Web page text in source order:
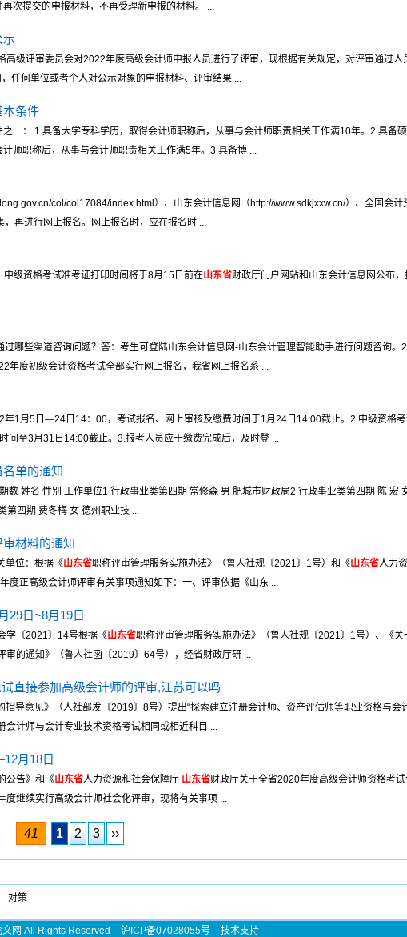
次提交的申报材料，不再受理新申报的材料。 ...
示
高级评审委员会对2022年度高级会计师申报人员进行了评审，现根据有关规定，对评审通过人
任何单位或者个人对公示对象的申报材料、评审结果 ...
本条件
一： 1.具备大学专科学历，取得会计师职称后，从事与会计师职责相关工作满10年。2.具备
师职称后，从事与会计师职责相关工作满5年。3.具备博 ...
col/col17084/index.html）、山东会计信息网（http://www.sdkjxxw.cn/）、全国会计
再进行网上报名。网上报名时，应在报名时 ...
级资格考试准考证打印时间将于8月15日前在山东省财政厅门户网站和山东会计信息网公布，
哪些渠道咨询问题？答：考生可登陆山东会计信息网-山东会计管理智能助手进行问题咨询。2
年度初级会计资格考试全部实行网上报名，我省网上报名系 ...
1月5日—24日14：00，考试报名、网上审核及缴费时间于1月24日14:00截止。2.中级资格
至3月31日14:00截止。3.报考人员应于缴费完成后，及时登 ...
单的通知
姓名 性别 工作单位1 行政事业类第四期 常修森 男 肥城市财政局2 行政事业类第四期 陈 宏
第四期 费冬梅 女 德州职业技 ...
材料的通知
单位：根据《山东省职称评审管理服务实施办法》（鲁人社规〔2021〕1号）和《山东省人力
正高级会计师评审有关事项通知如下：一、评审依据《山东 ...
29日~8月19日
学〔2021〕14号根据《山东省职称评审管理服务实施办法》（鲁人社规〔2021〕1号）、《关
的通知》（鲁人社函〔2019〕64号），经省财政厅研 ...
直接参加高级会计师的评审,江苏可以吗
导意见》（人社部发〔2019〕8号）提出“探索建立注册会计师、资产评估师等职业资格与会
计师与会计专业技术资格考试相同或相近科目 ...
月18日
公告》和《山东省人力资源和社会保障厅 山东省财政厅关于全省2020年度高级会计师资格考
继续实行高级会计师社会化评审，现将有关事项 ...
41 1 2 3 ››
对策
网 All Rights Reserved 沪ICP备07028055号 技术支持